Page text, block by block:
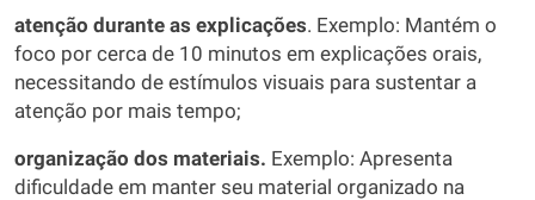
atenção durante as explicações. Exemplo: Mantém o
foco por cerca de 10 minutos em explicações orais,
necessitando de estímulos visuais para sustentar a
atenção por mais tempo;
organização dos materiais. Exemplo: Apresenta
dificuldade em manter seu material organizado na